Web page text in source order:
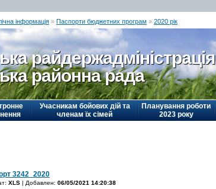
інформація » Паспорти бюджетних програм » 2020 рік
райдержадміністрація
районна рада
Учасникам бойових дій та
членам їх сімей
Планування роботи
2023 року
3242_2020
XLS | Добавлен: 06/05/2021 14:20:38